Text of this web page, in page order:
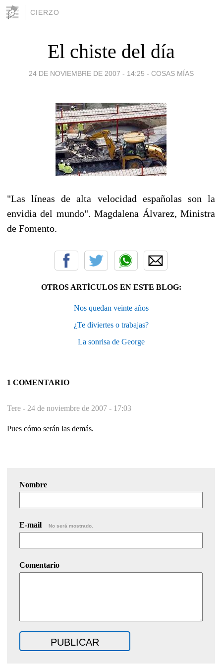
CIERZO
El chiste del día
24 DE NOVIEMBRE DE 2007 - 14:25 - COSAS MÍAS
"Las líneas de alta velocidad españolas son la
envidia del mundo". Magdalena Álvarez, Ministra
de Fomento.
OTROS ARTÍCULOS EN ESTE BLOG:
Nos quedan veinte años
¿Te diviertes o trabajas?
La sonrisa de George
1 COMENTARIO
Tere - 24 de noviembre de 2007 - 17:03
Pues cómo serán las demás.
Nombre
E-mail No será mostrado.
Comentario